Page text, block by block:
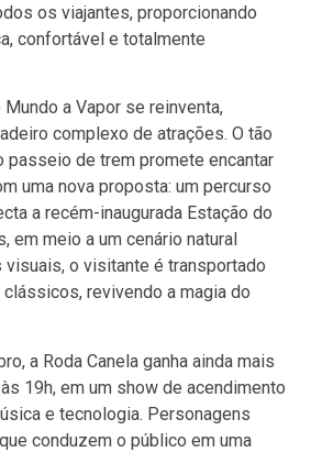
os viajantes, proporcionando
confortável e totalmente
Mundo a Vapor se reinventa,
complexo de atrações. O tão
passeio de trem promete encantar
uma nova proposta: um percurso
a recém-inaugurada Estação do
em meio a um cenário natural
o visitante é transportado
revivendo a magia do
a Roda Canela ganha ainda mais
19h, em um show de acendimento
e tecnologia. Personagens
conduzem o público em uma